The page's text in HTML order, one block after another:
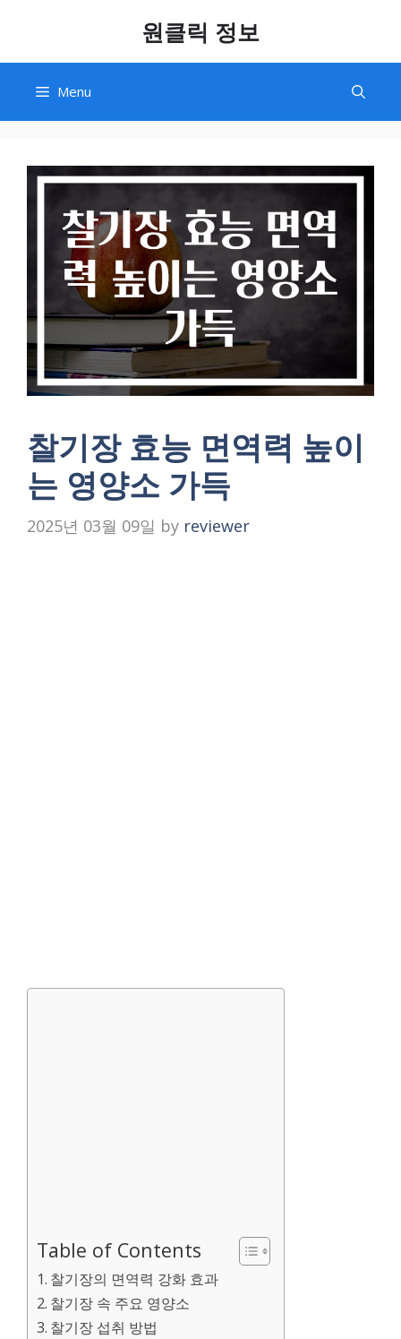
content
원클릭 정보
Menu
찰기장 효능 면역력 높이
는 영양소 가득
2025년 03월 09일 by reviewer
Table of Contents
찰기장의 면역력 강화 효과
찰기장 속 주요 영양소
찰기장 섭취 방법